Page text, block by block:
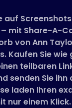
Deutsch
auf
mit Share-A-
von Ann
Kaufen Sie wie
teilbaren
senden Sie ihn
laden Ihren
nur einem Klick.